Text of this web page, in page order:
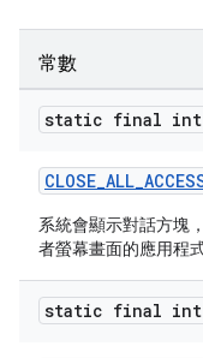
常數
static final int
系統會顯示對話方塊
者螢幕畫面的應用程式
static final int